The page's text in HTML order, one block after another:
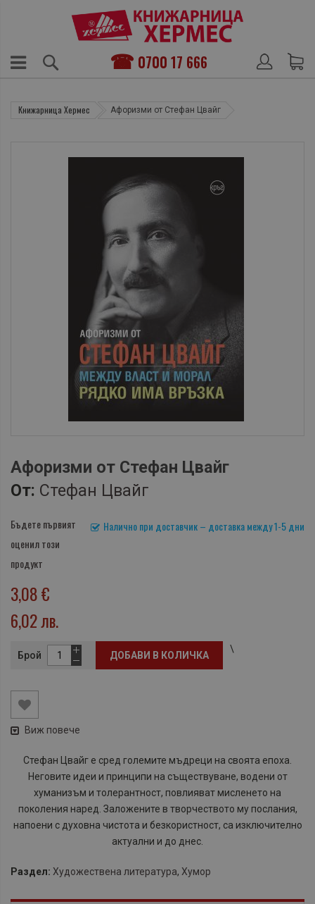
0700 17 666
Книжарница Хермес Афоризми от Стефан Цвайг
Афоризми от Стефан Цвайг
От: Стефан Цвайг
Налично при доставчик – доставка между 1-5 дни
Бъдете първият
оценил този
продукт
3,08 €
6,02 лв.
Брой ДОБАВИ В КОЛИЧКА
\
Виж повече
​Стефан Цвайг е сред големите мъдреци на своята епоха.
Неговите идеи и принципи на съществуване, водени от
хуманизъм и толерантност, повлияват мисленето на
поколения наред. Заложените в творчеството му послания,
напоени с духовна чистота и безкористност, са изключително
актуални и до днес.
Раздел: Художествена литература, Хумор